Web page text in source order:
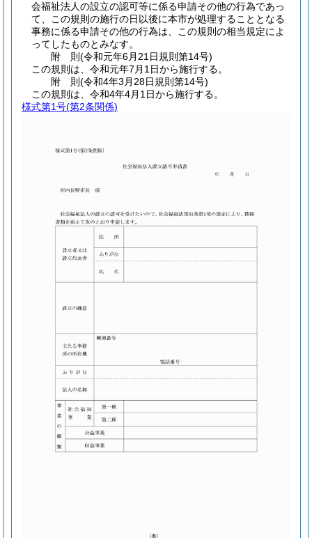
会福祉法人の設立の認可等に係る申請その他の行為であっ
て、この規則の施行の日以後に本市が処理することとなる
事務に係る申請その他の行為は、この規則の相当規定によ
ってしたものとみなす。
附 則(令和元年6月21日規則第14号)
この規則は、令和元年7月1日から施行する。
附 則(令和4年3月28日規則第14号)
この規則は、令和4年4月1日から施行する。
様式第1号(第2条関係)